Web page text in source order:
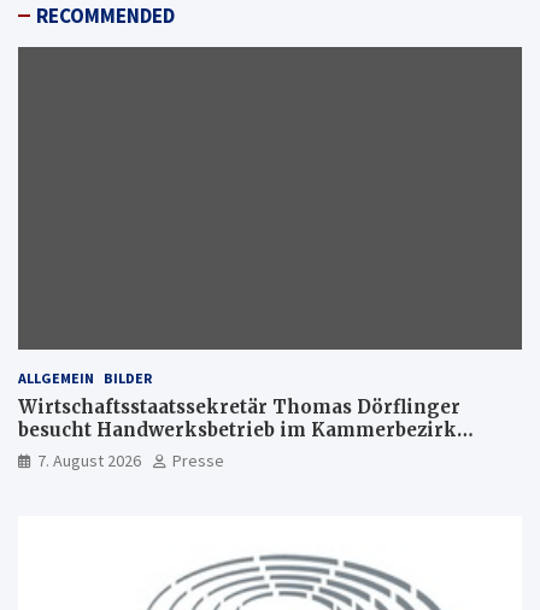
RECOMMENDED
ALLGEMEIN BILDER
Wirtschaftsstaatssekretär Thomas Dörflinger
besucht Handwerksbetrieb im Kammerbezirk
Freiburg
7. August 2026 Presse